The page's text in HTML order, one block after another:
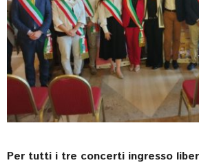
Per tutti i tre concerti ingresso